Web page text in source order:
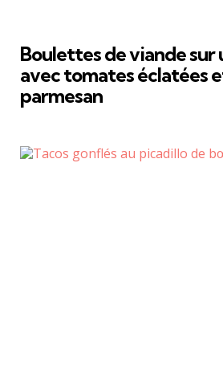
Boulettes de viande sur
avec tomates éclatées
parmesan